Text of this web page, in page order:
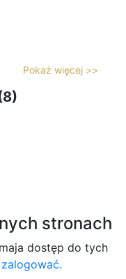
Pokaż więcej >>
stronach
dostęp do tych